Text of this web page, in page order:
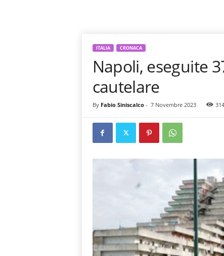
ITALIA CRONACA
Napoli, eseguite
cautelare
By Fabio Siniscalco- 7 Novembre 2023 314